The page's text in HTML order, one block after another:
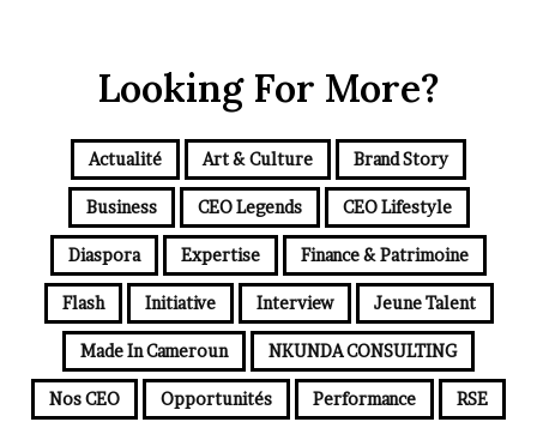
Looking For More?
Actualité Art & Culture Brand Story
Business CEO Legends CEO Lifestyle
Diaspora Expertise Finance & Patrimoine
Flash Initiative Interview Jeune Talent
Made In Cameroun NKUNDA CONSULTING
Nos CEO Opportunités Performance RSE